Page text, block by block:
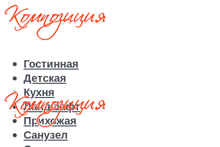
Гостинная
Детская
Кухня
Ландшафт
Прихожая
Санузел